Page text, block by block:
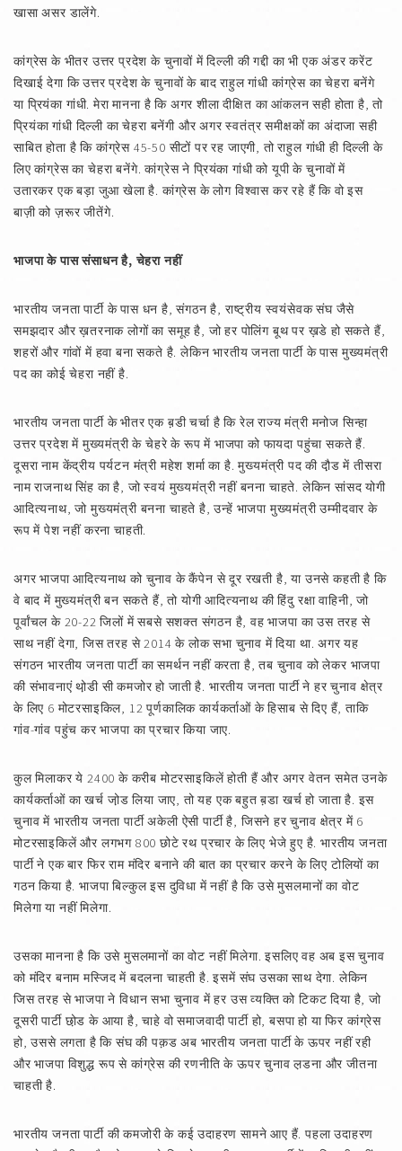
खासा असर डालेंगे.
कांग्रेस के भीतर उत्तर प्रदेश के चुनावों में दिल्ली की गद्दी का भी एक अंडर करेंट
दिखाई देगा कि उत्तर प्रदेश के चुनावों के बाद राहुल गांधी कांग्रेस का चेहरा बनेंगे
या प्रियंका गांधी. मेरा मानना है कि अगर शीला दीक्षित का आंकलन सही होता है, तो
प्रियंका गांधी दिल्ली का चेहरा बनेंगी और अगर स्वतंत्र समीक्षकों का अंदाजा सही
साबित होता है कि कांग्रेस 45-50 सीटों पर रह जाएगी, तो राहुल गांधी ही दिल्ली के
लिए कांग्रेस का चेहरा बनेंगे. कांग्रेस ने प्रियंका गांधी को यूपी के चुनावों में
उतारकर एक बड़ा जुआ खेला है. कांग्रेस के लोग विश्वास कर रहे हैं कि वो इस
बाज़ी को ज़रूर जीतेंगे.
भाजपा के पास संसाधन है,चेहरा नहीं
भारतीय जनता पार्टी के पास धन है, संगठन है, राष्ट्रीय स्वयंसेवक संघ जैसे
समझदार और ख़तरनाक लोगों का समूह है, जो हर पोलिंग बूथ पर ख़डे हो सकते हैं,
शहरों और गांवों में हवा बना सकते है. लेकिन भारतीय जनता पार्टी के पास मुख्यमंत्री
पद का कोई चेहरा नहीं है.
भारतीय जनता पार्टी के भीतर एक ब़डी चर्चा है कि रेल राज्य मंत्री मनोज सिन्हा
उत्तर प्रदेश में मुख्यमंत्री के चेहरे के रूप में भाजपा को फायदा पहुंचा सकते हैं.
दूसरा नाम केंद्रीय पर्यटन मंत्री महेश शर्मा का है. मुख्यमंत्री पद की दौ़ड में तीसरा
नाम राजनाथ सिंह का है, जो स्वयं मुख्यमंत्री नहीं बनना चाहते. लेकिन सांसद योगी
आदित्यनाथ, जो मुख्यमंत्री बनना चाहते है, उन्हें भाजपा मुख्यमंत्री उम्मीदवार के
रूप में पेश नहीं करना चाहती.
अगर भाजपा आदित्यनाथ को चुनाव के कैंपेन से दूर रखती है, या उनसे कहती है कि
वे बाद में मुख्यमंत्री बन सकते हैं, तो योगी आदित्यनाथ की हिंदु रक्षा वाहिनी, जो
पूर्वांचल के 20-22 जिलों में सबसे सशक्त संगठन है, वह भाजपा का उस तरह से
साथ नहीं देगा, जिस तरह से 2014 के लोक सभा चुनाव में दिया था. अगर यह
संगठन भारतीय जनता पार्टी का समर्थन नहीं करता है, तब चुनाव को लेकर भाजपा
की संभावनाएं थो़डी सी कमजोर हो जाती है. भारतीय जनता पार्टी ने हर चुनाव क्षेत्र
के लिए 6 मोटरसाइकिल, 12 पूर्णकालिक कार्यकर्ताओं के हिसाब से दिए हैं, ताकि
गांव-गांव पहुंच कर भाजपा का प्रचार किया जाए.
कुल मिलाकर ये 2400 के करीब मोटरसाइकिलें होती हैं और अगर वेतन समेत उनके
कार्यकर्ताओं का खर्च जो़ड लिया जाए, तो यह एक बहुत ब़डा खर्च हो जाता है. इस
चुनाव में भारतीय जनता पार्टी अकेली ऐसी पार्टी है, जिसने हर चुनाव क्षेत्र में 6
मोटरसाइकिलें और लगभग 800 छोटे रथ प्रचार के लिए भेजे हुए है. भारतीय जनता
पार्टी ने एक बार फिर राम मंदिर बनाने की बात का प्रचार करने के लिए टोलियों का
गठन किया है. भाजपा बिल्कुल इस दुविधा में नहीं है कि उसे मुसलमानों का वोट
मिलेगा या नहीं मिलेगा.
उसका मानना है कि उसे मुसलमानों का वोट नहीं मिलेगा. इसलिए वह अब इस चुनाव
को मंदिर बनाम मस्जिद में बदलना चाहती है. इसमें संघ उसका साथ देगा. लेकिन
जिस तरह से भाजपा ने विधान सभा चुनाव में हर उस व्यक्ति को टिकट दिया है, जो
दूसरी पार्टी छो़ड के आया है, चाहे वो समाजवादी पार्टी हो, बसपा हो या फिर कांग्रेस
हो, उससे लगता है कि संघ की पक़ड अब भारतीय जनता पार्टी के ऊपर नहीं रही
और भाजपा विशुद्ध रूप से कांग्रेस की रणनीति के ऊपर चुनाव ल़डना और जीतना
चाहती है.
भारतीय जनता पार्टी की कमजोरी के कई उदाहरण सामने आए हैं. पहला उदाहरण